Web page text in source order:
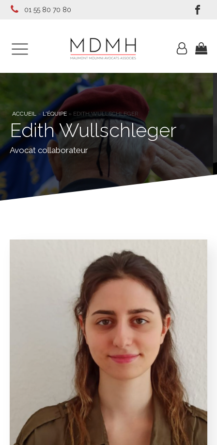
01 55 80 70 80
ACCUEIL » L'ÉQUIPE » EDITH WULLSCHLEGER
Edith Wullschleger
Avocat collaborateur